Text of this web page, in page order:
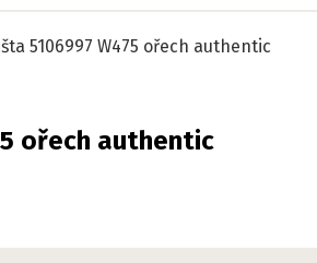
5106997 W475 ořech authentic
ořech authentic